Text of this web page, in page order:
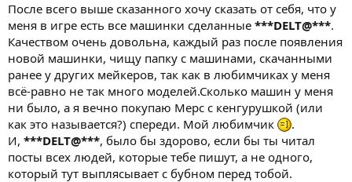
После всего выше сказанного хочу сказать от себя, что у
меня в игре есть все машинки сделанные ***DELT@***.
Качеством очень довольна, каждый раз после появления
новой машинки, чищу папку с машинами, скачанными
ранее у других мейкеров, так как в любимчиках у меня
всё-равно не так много моделей.Сколько машин у меня
ни было, а я вечно покупаю Мерс с кенгурушкой (или
как это называется?) спереди. Мой любимчик
.
И, ***DELT@***, было бы здорово, если бы ты читал
посты всех людей, которые тебе пишут, а не одного,
который тут выплясывает с бубном перед тобой.